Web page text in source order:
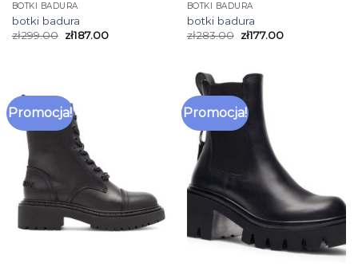
BOTKI BADURA
botki badura
zł299.00 zł187.00
BOTKI BADURA
botki badura
zł283.00 zł177.00
Promocja! Promocja!